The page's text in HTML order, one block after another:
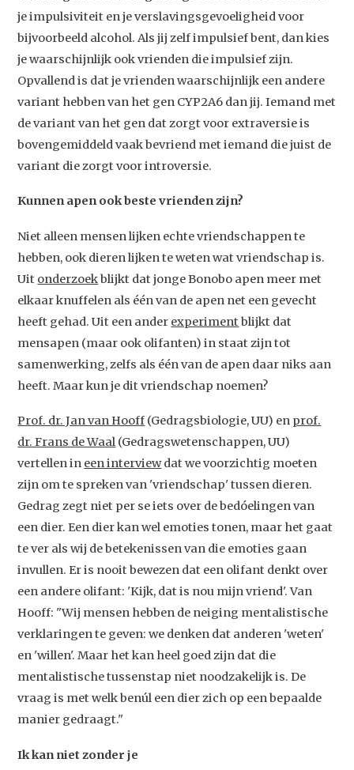
je impulsiviteit en je verslavingsgevoeligheid voor
bijvoorbeeld alcohol. Als jij zelf impulsief bent, dan kies
je waarschijnlijk ook vrienden die impulsief zijn.
Opvallend is dat je vrienden waarschijnlijk een andere
variant hebben van het gen CYP2A6 dan jij. Iemand met
de variant van het gen dat zorgt voor extraversie is
bovengemiddeld vaak bevriend met iemand die juist de
variant die zorgt voor introversie.
Kunnen apen ook beste vrienden zijn?
Niet alleen mensen lijken echte vriendschappen te
hebben, ook dieren lijken te weten wat vriendschap is.
Uit onderzoekblijkt dat jonge Bonobo apen meer met
elkaar knuffelen als één van de apen net een gevecht
heeft gehad. Uit een ander experimentblijkt dat
mensapen (maar ook olifanten) in staat zijn tot
samenwerking, zelfs als één van de apen daar niks aan
heeft. Maar kun je dit vriendschap noemen?
Prof. dr. Jan van Hooff (Gedragsbiologie, UU) en prof.
dr. Frans de Waal (Gedragswetenschappen, UU)
vertellen in een interviewdat we voorzichtig moeten
zijn om te spreken van 'vriendschap' tussen dieren.
Gedrag zegt niet per se iets over de bedóelingen van
een dier. Een dier kan wel emoties tonen, maar het gaat
te ver als wij de betekenissen van die emoties gaan
invullen. Er is nooit bewezen dat een olifant denkt over
een andere olifant: 'Kijk, dat is nou mijn vriend'. Van
Hooff: "Wij mensen hebben de neiging mentalistische
verklaringen te geven: we denken dat anderen 'weten'
en 'willen'. Maar het kan heel goed zijn dat die
mentalistische tussenstap niet noodzakelijk is. De
vraag is met welk benúl een dier zich op een bepaalde
manier gedraagt."
Ik kan niet zonder je